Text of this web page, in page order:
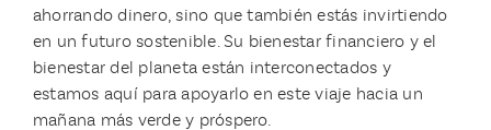
ahorrando dinero, sino que también estás invirtiendo
en un futuro sostenible. Su bienestar financiero y el
bienestar del planeta están interconectados y
estamos aquí para apoyarlo en este viaje hacia un
mañana más verde y próspero.